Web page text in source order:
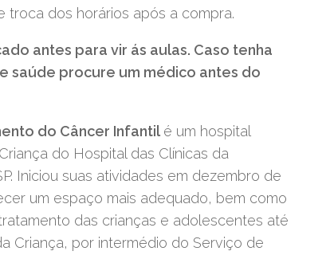
troca dos horários após a compra.
antes para vir ás aulas. Caso tenha
saúde procure um médico antes do
do Câncer Infantil é um hospital
do Hospital das Clínicas da
Iniciou suas atividades em dezembro de
um espaço mais adequado, bem como
das crianças e adolescentes até
Criança, por intermédio do Serviço de